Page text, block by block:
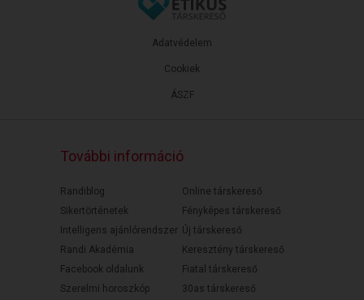
ÁSZF
Adatvédelem
Cookiek
További információ
Randiblog
Sikertörténetek
Intelligens ajánlórendszer
Randi Akadémia
Facebook oldalunk
Szerelmi horoszkóp
Online társkereső
Fényképes társkereső
Új társkereső
Keresztény társkereső
Fiatal társkereső
30as társkereső